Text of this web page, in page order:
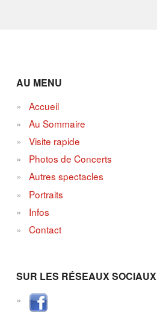
AU MENU
Accueil
Au Sommaire
Visite rapide
Photos de Concerts
Autres spectacles
Portraits
Infos
Contact
SUR LES RÉSEAUX SOCIAUX